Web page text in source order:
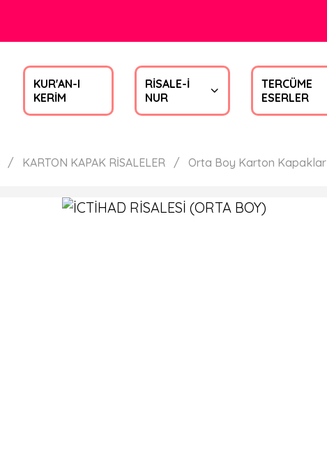
KUR'AN-I
KERİM
RİSALE-İ
NUR
TERCÜME
ESERLER
KARTON KAPAK RİSALELER Orta Boy Karton Kapaklar